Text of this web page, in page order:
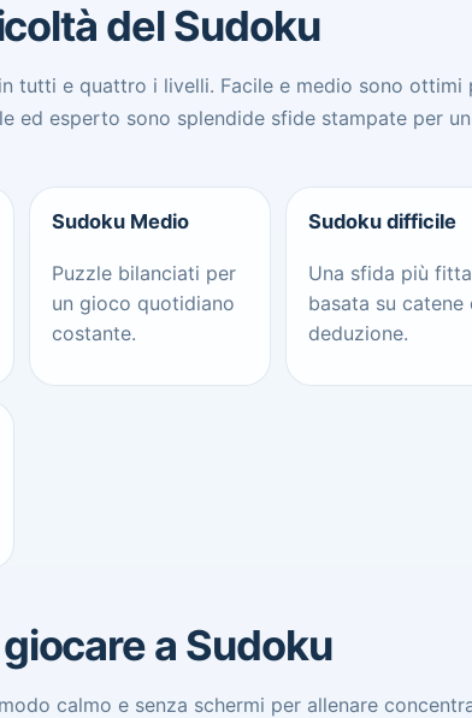
del Sudoku
tutti e quattro i livelli. Facile e medio sono ottimi
ed esperto sono splendide sfide stampate per
Sudoku Medio
Puzzle bilanciati per
un gioco quotidiano
costante.
Sudoku difficile
Una sfida più fitta
basata su catene
deduzione.
a Sudoku
calmo e senza schermi per allenare